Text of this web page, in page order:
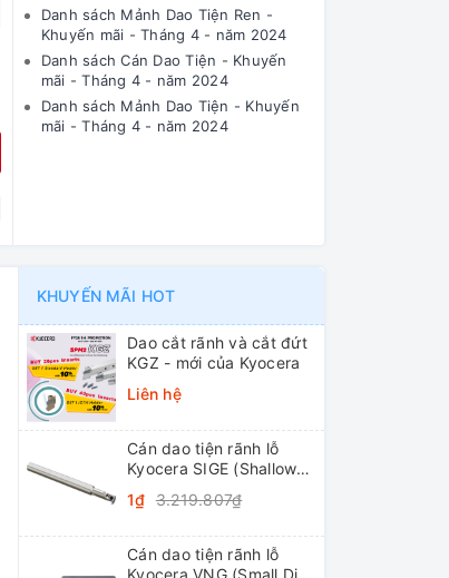
Danh sách Mảnh Dao Tiện Ren -
Khuyến mãi - Tháng 4 - năm 2024
Danh sách Cán Dao Tiện - Khuyến
mãi - Tháng 4 - năm 2024
Danh sách Mảnh Dao Tiện - Khuyến
mãi - Tháng 4 - năm 2024
KHUYẾN MÃI HOT
Dao cắt rãnh và cắt đứt
KGZ - mới của Kyocera
Liên hệ
Cán dao tiện rãnh lỗ
Kyocera SIGE (Shallow
1₫ 3.219.807₫
Cán dao tiện rãnh lỗ